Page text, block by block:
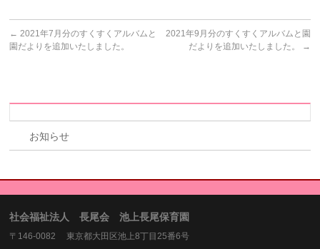
← 2021年7月分のすくすくアルバムと
園だよりを追加いたしました。
2021年9月分のすくすくアルバムと園
だよりを追加いたしました。
→
お知らせ
社会福祉法人 長尾会 池上長尾保育園
〒146-0082 東京都大田区池上8丁目25番6号